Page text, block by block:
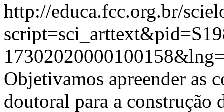
http://educa.fcc.org.br/
Objetivamos apreender as
doutoral para a construção